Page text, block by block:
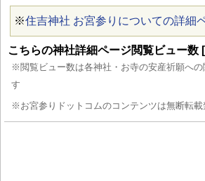
※住吉神社 お宮参りについての詳細
こちらの神社詳細ページ閲覧ビュー数
※閲覧ビュー数は各神社・お寺の安産祈願への
す
※お宮参りドットコムのコンテンツは無断転載